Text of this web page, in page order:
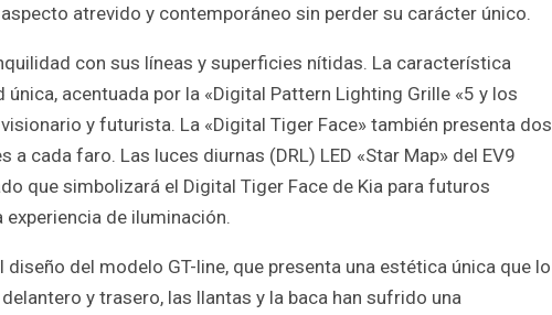
atrevido y contemporáneo sin perder su carácter único.
con sus líneas y superficies nítidas. La característica
acentuada por la «Digital Pattern Lighting Grille «5 y los
y futurista. La «Digital Tiger Face» también presenta dos
cada faro. Las luces diurnas (DRL) LED «Star Map» del EV9
que simbolizará el Digital Tiger Face de Kia para futuros
de iluminación.
del modelo GT-line, que presenta una estética única que lo
y trasero, las llantas y la baca han sufrido una